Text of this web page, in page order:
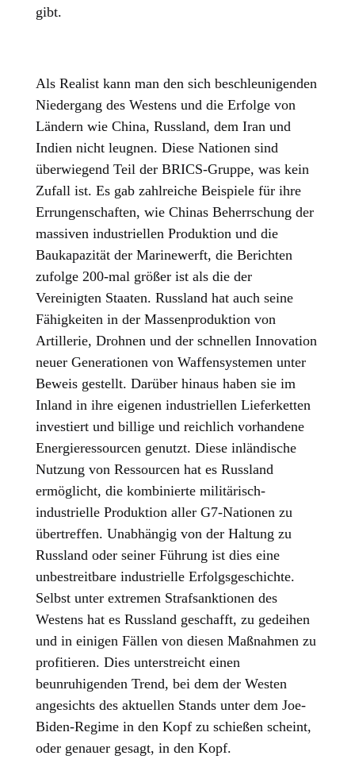
gibt.
Als Realist kann man den sich beschleunigenden
Niedergang des Westens und die Erfolge von
Ländern wie China, Russland, dem Iran und
Indien nicht leugnen. Diese Nationen sind
überwiegend Teil der BRICS-Gruppe, was kein
Zufall ist. Es gab zahlreiche Beispiele für ihre
Errungenschaften, wie Chinas Beherrschung der
massiven industriellen Produktion und die
Baukapazität der Marinewerft, die Berichten
zufolge 200-mal größer ist als die der
Vereinigten Staaten. Russland hat auch seine
Fähigkeiten in der Massenproduktion von
Artillerie, Drohnen und der schnellen Innovation
neuer Generationen von Waffensystemen unter
Beweis gestellt. Darüber hinaus haben sie im
Inland in ihre eigenen industriellen Lieferketten
investiert und billige und reichlich vorhandene
Energieressourcen genutzt. Diese inländische
Nutzung von Ressourcen hat es Russland
ermöglicht, die kombinierte militärisch-
industrielle Produktion aller G7-Nationen zu
übertreffen. Unabhängig von der Haltung zu
Russland oder seiner Führung ist dies eine
unbestreitbare industrielle Erfolgsgeschichte.
Selbst unter extremen Strafsanktionen des
Westens hat es Russland geschafft, zu gedeihen
und in einigen Fällen von diesen Maßnahmen zu
profitieren. Dies unterstreicht einen
beunruhigenden Trend, bei dem der Westen
angesichts des aktuellen Stands unter dem Joe-
Biden-Regime in den Kopf zu schießen scheint,
oder genauer gesagt, in den Kopf.